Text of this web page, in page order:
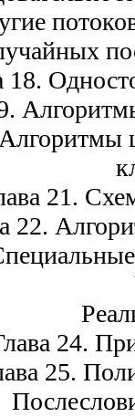
18.
21.
22.
24.
25.